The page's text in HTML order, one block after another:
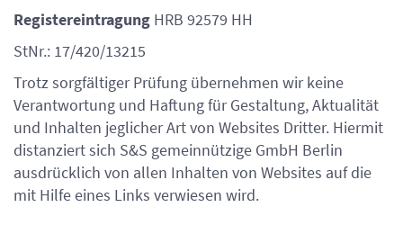
Registereintragung HRB 92579 HH
StNr.: 17/420/13215
Trotz sorgfältiger Prüfung übernehmen wir keine
Verantwortung und Haftung für Gestaltung, Aktualität
und Inhalten jeglicher Art von Websites Dritter. Hiermit
distanziert sich S&S gemeinnützige GmbH Berlin
ausdrücklich von allen Inhalten von Websites auf die
mit Hilfe eines Links verwiesen wird.